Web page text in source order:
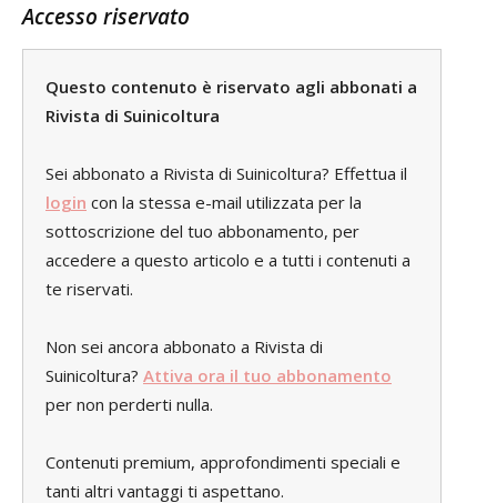
Accesso riservato
Questo contenuto è riservato agli abbonati a
Rivista di Suinicoltura
Sei abbonato a Rivista di Suinicoltura? Effettua il
login con la stessa e-mail utilizzata per la
sottoscrizione del tuo abbonamento, per
accedere a questo articolo e a tutti i contenuti a
te riservati.
Non sei ancora abbonato a Rivista di
Suinicoltura? Attiva ora il tuo abbonamento
per non perderti nulla.
Contenuti premium, approfondimenti speciali e
tanti altri vantaggi ti aspettano.